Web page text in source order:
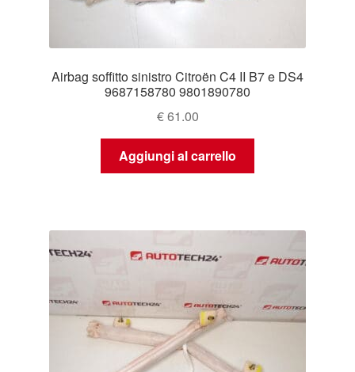
Airbag soffitto sinistro Citroën C4 II B7 e DS4
9687158780 9801890780
€61.00
Aggiungi al carrello